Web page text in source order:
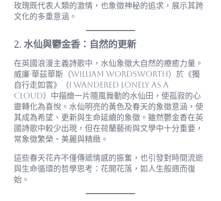
玫瑰既代表人類的激情，也象徵神秘的追求，展示其跨
文化的多重意涵。
2. 水仙與鬱金香：自然的更新
在英國浪漫主義詩歌中，水仙象徵大自然的療癒力量。
威廉·華茲華斯（William Wordsworth）於《獨
自行走如雲》（I Wandered Lonely as a
Cloud）中描繪一片隨風舞動的水仙田，使孤寂的心
靈轉化為喜悅。水仙明亮的黃色及春天的象徵意涵，使
其成為希望、更新與生命延續的象徵。雖然鬱金香在英
國詩歌中較少出現，但在荷蘭藝術與文學中十分重要，
常象徵繁榮、美麗與精緻。
這些春天花卉不僅傳遞情感的振奮，也引發對時間流逝
與生命循環的哲學思考：花開花落，如人生般週而復
始。